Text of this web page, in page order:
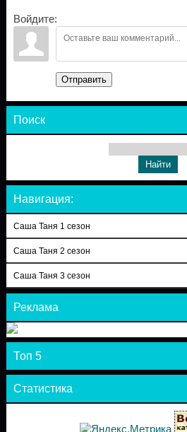
Войдите:
Отправить
Поиск
Навигация:
Саша Таня 1 сезон
Саша Таня 2 сезон
Саша Таня 3 сезон
Реклама
Топ 5
Статистика